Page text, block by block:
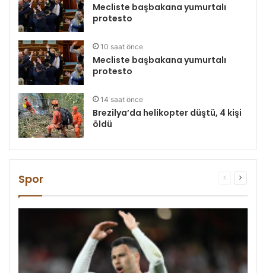
Mecliste başbakana yumurtalı
protesto
10 saat önce
Mecliste başbakana yumurtalı
protesto
14 saat önce
Brezilya’da helikopter düştü, 4 kişi
öldü
Spor
ÖncekiSonraki